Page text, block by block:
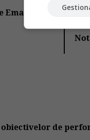
Email!
de